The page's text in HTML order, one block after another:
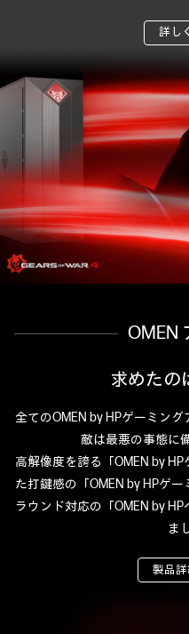
詳し
OMEN
求めたの
全てのOMEN by HPゲーミン
敵は最悪の事態に
高解像度を誇る「OMEN by
た打鍵感の「OMEN by HPゲー
ラウンド対応の「OMEN by
ま
製品